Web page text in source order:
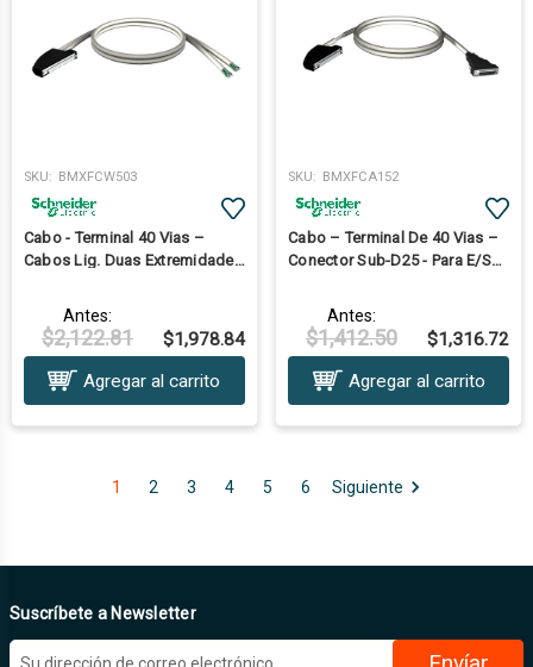
SKU: BMXFCW503
Cabo - Terminal 40 Vias –
Cabos Lig. Duas Extremidades
Antes:
$2,122.81
$1,978.84
Agregar al carrito
SKU: BMXFCA152
Cabo – Terminal De 40 Vias –
Conector Sub-D25 - Para E/S
Antes:
$1,412.50
$1,316.72
Agregar al carrito
1 2 3 4 5 6 Siguiente
Suscríbete a Newsletter